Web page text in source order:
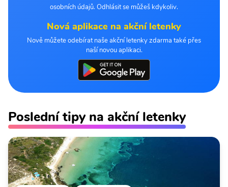
osobních údajů. Odhlásit se můžeš kdykoliv.
Nová aplikace na akční letenky
Nově můžete odebírat naše akční letenky zdarma také přes
naší novou aplikaci.
Poslední tipy na akční letenky